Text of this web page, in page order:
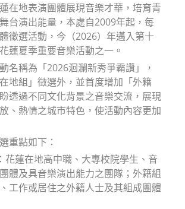
在地表演團體展現音樂才華，培育青
台演出能量，本處自2009年起，每
徵選活動，今（2026）年邁入第十
蓮夏季重要音樂活動之一。
名稱為「2026洄瀾新秀爭霸讚」，
地組」徵選外，並首度增加「外籍
透過不同文化背景之音樂交流，展現
、熱情之城市特色，使活動內容更加
重點如下：
花蓮在地高中職、大專校院學生、音
體及具音樂演出能力之團隊；外籍組
工作或居住之外籍人士及其組成團體